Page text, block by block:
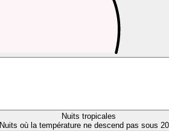
Nuits tropicales
Nuits où la température ne descend pas sous